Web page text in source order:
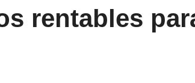
rentables